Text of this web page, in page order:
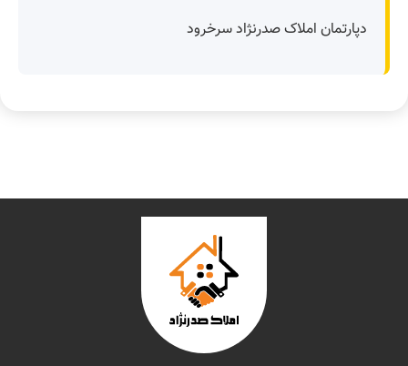
دپارتمان املاک صدرنژاد سرخرود